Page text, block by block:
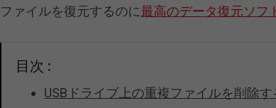
ファイルを復元するのに最高のデータ復元ソフ
目次 :
USBドライブ上の重複ファイルを削除す